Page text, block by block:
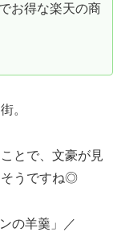
お得な楽天の商
。
とで、文豪が見
そうですね◎
の羊羹」／